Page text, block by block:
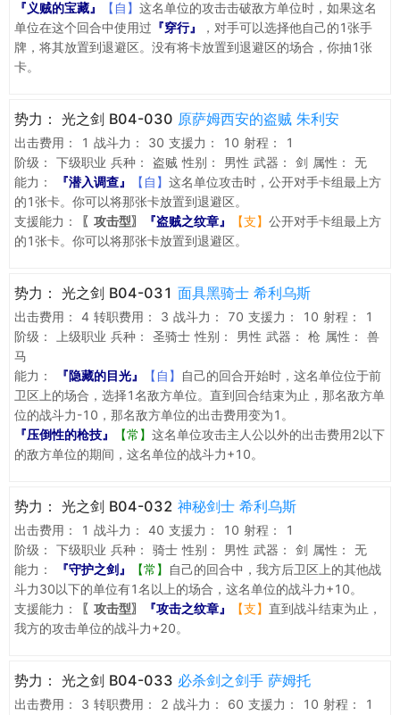
『义贼的宝藏』 【自】 这名单位的攻击击破敌方单位时，如果这名
单位在这个回合中使用过 『穿行』
，对手可以选择他自己的1张手
牌，将其放置到退避区。没有将卡放置到退避区的场合，你抽1张
卡。
势力： 光之剑 B04-030 原萨姆西安的盗贼 朱利安
出击费用： 1 战斗力： 30 支援力： 10 射程：
1
阶级：
下级职业 兵种： 盗贼 性别： 男性 武器： 剑 属性：
无
能力：
『潜入调查』 【自】 这名单位攻击时，公开对手卡组最上方
的1张卡。你可以将那张卡放置到退避区。
支援能力：
〖攻击型〗 『盗贼之纹章』 【支】 公开对手卡组最上方
的1张卡。你可以将那张卡放置到退避区。
势力： 光之剑 B04-031 面具黑骑士 希利乌斯
出击费用： 4 转职费用： 3 战斗力： 70 支援力： 10 射程：
1
阶级：
上级职业 兵种： 圣骑士 性别： 男性 武器： 枪 属性：
兽
马
能力：
『隐藏的目光』 【自】
自己的回合开始时，这名单位位于前
卫区上的场合，选择1名敌方单位。直到回合结束为止，那名敌方单
位的战斗力-10，那名敌方单位的出击费用变为1。
『压倒性的枪技』
【常】 这名单位攻击主人公以外的出击费用2以下
的敌方单位的期间，这名单位的战斗力+10。
势力： 光之剑 B04-032 神秘剑士 希利乌斯
出击费用： 1 战斗力： 40 支援力： 10 射程：
1
阶级：
下级职业 兵种： 骑士 性别： 男性 武器： 剑 属性：
无
能力：
『守护之剑』 【常】
自己的回合中，我方后卫区上的其他战
斗力30以下的单位有1名以上的场合，这名单位的战斗力+10。
支援能力：
〖攻击型〗 『攻击之纹章』 【支】 直到战斗结束为止，
我方的攻击单位的战斗力+20。
势力： 光之剑 B04-033 必杀剑之剑手 萨姆托
出击费用： 3 转职费用： 2 战斗力： 60 支援力： 10 射程：
1